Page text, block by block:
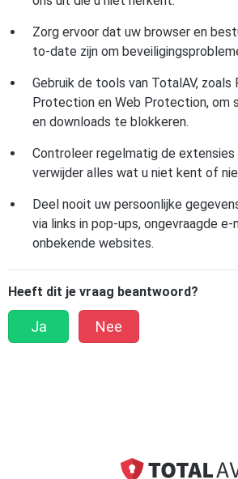
Zorg ervoor dat uw browser en
to-date zijn om
Gebruik de tools van TotalAV, zoals
Protection en Web Protection, om
en downloads te blokkeren.
Controleer regelmatig de extensies
verwijder alles wat u niet kent of
Deel nooit uw persoonlijke
via links in pop-ups, ongevraagde
onbekende websites.
Heeft dit je vraag beantwoord?
Ja Nee